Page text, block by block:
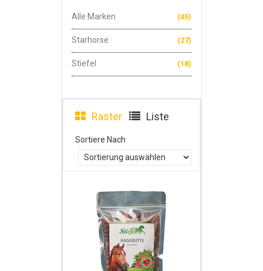
Alle Marken (45)
Starhorse (27)
Stiefel (18)
Raster Liste
Sortiere Nach